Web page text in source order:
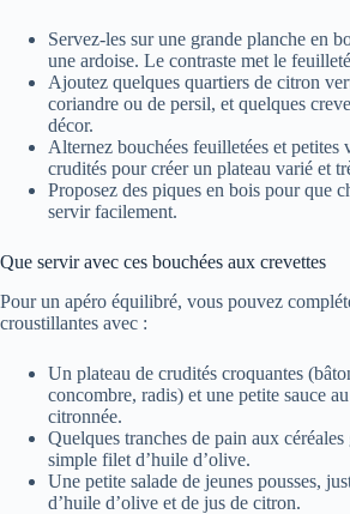
Servez-les sur une grande planche en
une ardoise. Le contraste met le
Ajoutez quelques quartiers de citron
coriandre ou de persil, et quelques
décor.
Alternez bouchées feuilletées et petites
crudités pour créer un plateau varié et
Proposez des piques en bois pour que
servir facilement.
Que servir avec ces bouchées aux crevettes
Pour un apéro équilibré, vous pouvez
croustillantes avec :
Un plateau de crudités croquantes
concombre, radis) et une petite sauce
citronnée.
Quelques tranches de pain aux
simple filet d’huile d’olive.
Une petite salade de jeunes pousses,
d’huile d’olive et de jus de citron.